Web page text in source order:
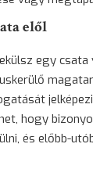
elől
egy
hogy
és előbb-